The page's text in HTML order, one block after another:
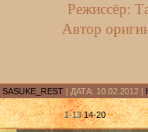
Режиссёр:
Автор
SASUKE_REST | ДАТА: 10.02.2012 |
1-13 14-20